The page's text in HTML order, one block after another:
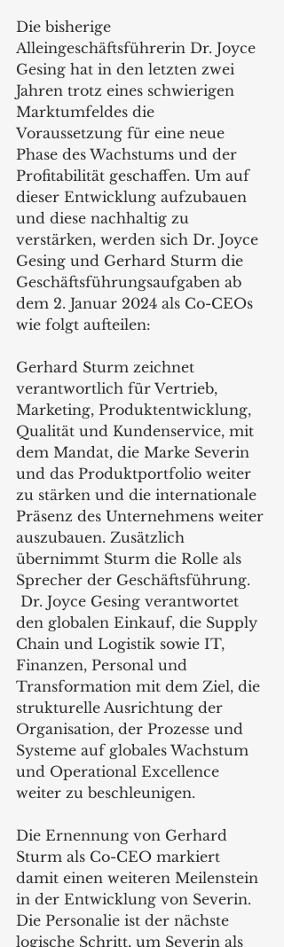
Die bisherige
Alleingeschäftsführerin Dr. Joyce
Gesing hat in den letzten zwei
Jahren trotz eines schwierigen
Marktumfeldes die
Voraussetzung für eine neue
Phase des Wachstums und der
Profitabilität geschaffen. Um auf
dieser Entwicklung aufzubauen
und diese nachhaltig zu
verstärken, werden sich Dr. Joyce
Gesing und Gerhard Sturm die
Geschäftsführungsaufgaben ab
dem 2. Januar 2024 als Co-CEOs
wie folgt aufteilen:
Gerhard Sturm zeichnet
verantwortlich für Vertrieb,
Marketing, Produktentwicklung,
Qualität und Kundenservice, mit
dem Mandat, die Marke Severin
und das Produktportfolio weiter
zu stärken und die internationale
Präsenz des Unternehmens weiter
auszubauen. Zusätzlich
übernimmt Sturm die Rolle als
Sprecher der Geschäftsführung.
den globalen Einkauf, die Supply
Chain und Logistik sowie IT,
Finanzen, Personal und
Transformation mit dem Ziel, die
strukturelle Ausrichtung der
Organisation, der Prozesse und
Systeme auf globales Wachstum
und Operational Excellence
weiter zu beschleunigen.
Die Ernennung von Gerhard
Sturm als Co-CEO markiert
damit einen weiteren Meilenstein
in der Entwicklung von Severin.
Die Personalie ist der nächste
logische Schritt, um Severin als